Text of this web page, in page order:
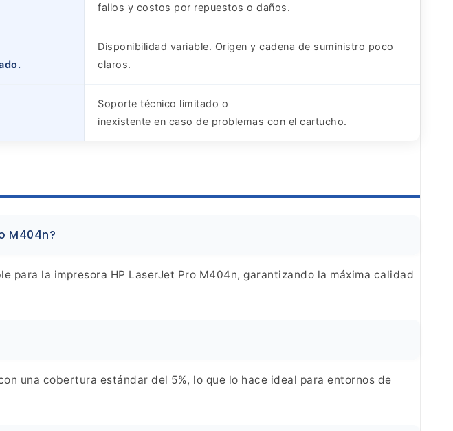
fallos y costos por repuestos o daños.
Disponibilidad variable. Origen y cadena de suministro poco
claros.
Soporte técnico limitado o
inexistente en caso de problemas con el cartucho.
M404n?
para la impresora HP LaserJet Pro M404n, garantizando la máxima calidad
una cobertura estándar del 5%, lo que lo hace ideal para entornos de